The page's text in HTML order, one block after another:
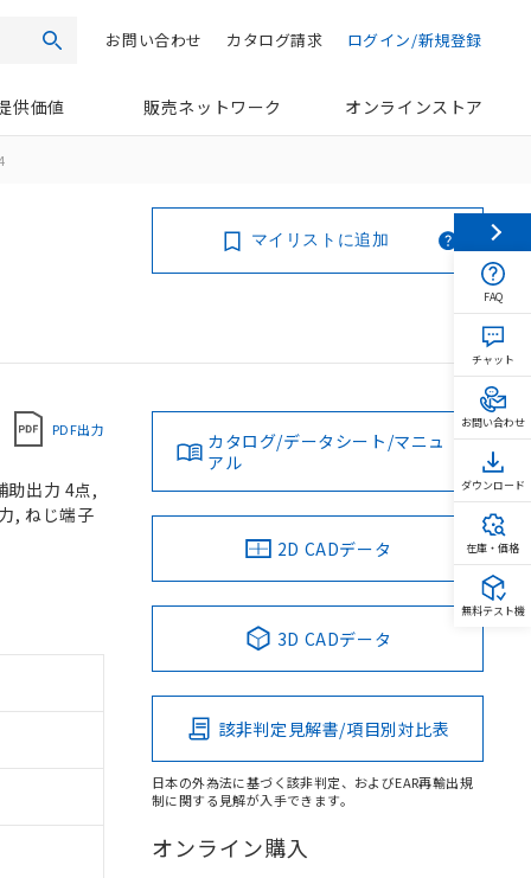
検索 ログイン/新規登録
カタログ請求
お問い合わせ
供価値 販売ネットワーク オンラインストア
マイリストに追加
PDF出力
助出力 4点,
, ねじ端子
カタログ/データシート/マニュ
アル
2D CADデータ
3D CADデータ
該非判定見解書/項目別対比表
日本の外為法に基づく該非判定、およびEAR再輸出規
制に関する見解が入手できます。
オンライン購入
FAQ
チャット
お問い合わせ
ダウンロード
在庫・価格
無料テスト機